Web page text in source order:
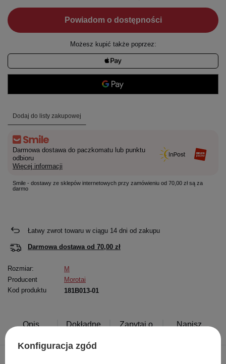
Powiadom o dostępności
Możesz kupić także poprzez:
Dodaj do listy zakupowej
Darmowa dostawa do paczkomatu lub punktu
odbioru
Więcej informacji
Smile - dostawy ze sklepów internetowych przy zamówieniu od 70,00 zł są za
darmo
Łatwy zwrot towaru w ciągu 14 dni od zakupu
Darmowa dostawa od 70,00 zł
Rozmiar:
M
Producent
Morotai
Kod produktu
181B013-01
Opis
Dokładne
Zapytaj o
Napisz
Konfiguracja zgód